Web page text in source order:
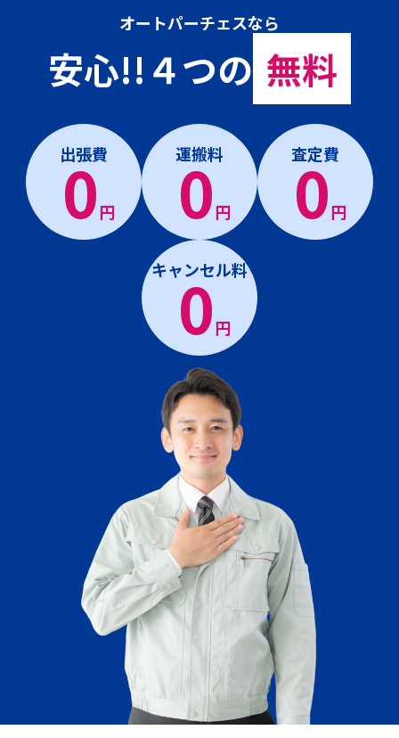
オートパーチェスなら
安心!!４つの 無料
出張費
0円
運搬料
0円
査定費
0円
キャンセル料
0円